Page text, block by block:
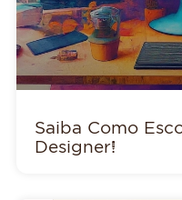
Saiba Como
Designer!